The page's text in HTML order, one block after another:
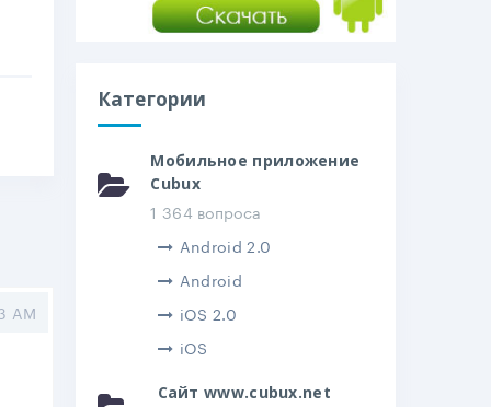
AM
Категории
Мобильное приложение
Cubux
1 364 вопроса
Android 2.0
Android
iOS 2.0
iOS
Сайт www.cubux.net